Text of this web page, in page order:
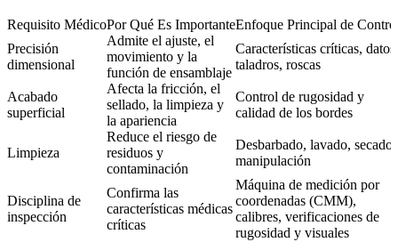
Requisito MédicoPor Qué Es ImportanteEnfoque Principal de
Precisión
dimensional
Admite el ajuste, el
movimiento y la
función de ensamblaje
Características críticas, datos,
taladros, roscas
Acabado
superficial
Afecta la fricción, el
sellado, la limpieza y
la apariencia
Control de rugosidad y
calidad de los bordes
Limpieza
Reduce el riesgo de
residuos y
contaminación
Desbarbado, lavado, secado,
manipulación
Disciplina de
inspección
Confirma las
características médicas
críticas
Máquina de medición por
coordenadas (CMM),
calibres, verificaciones de
rugosidad y visuales